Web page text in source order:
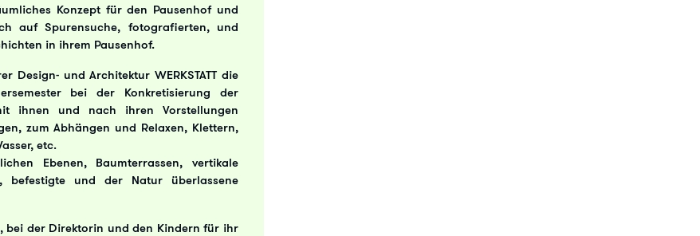
Konzept für den Pausenhof und
auf Spurensuche, fotografierten, und
in ihrem Pausenhof.
Design- und Architektur WERKSTATT die
bei der Konkretisierung der
ihnen und nach ihren Vorstellungen
zum Abhängen und Relaxen, Klettern,
etc.
Ebenen, Baumterrassen, vertikale
befestigte und der Natur überlassene
bei der Direktorin und den Kindern für ihr